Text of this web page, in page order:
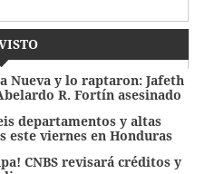
Nueva y lo raptaron: Jafeth
R. Fortín asesinado
departamentos y altas
este viernes en Honduras
CNBS revisará créditos y